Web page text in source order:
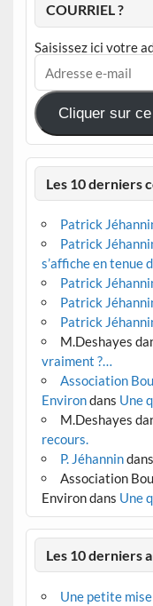
COURRIEL ?
Saisissez ici votre
Adresse
mail
Cliquer sur
Les 10 derniers
Patrick
Patrick
s’affiche en tenue
Patrick
Patrick
Patrick
M.Deshayes
vraiment ?…
Association
Environdans Une
M.Deshayes
recours.
P. Jéhannindans
Association
Environdans Une
Les 10 derniers
Une petite